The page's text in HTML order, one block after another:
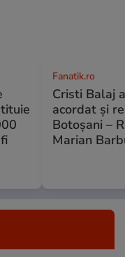
Fanatik.ro
Cristi Balaj
acordat și
Botoșani –
Marian